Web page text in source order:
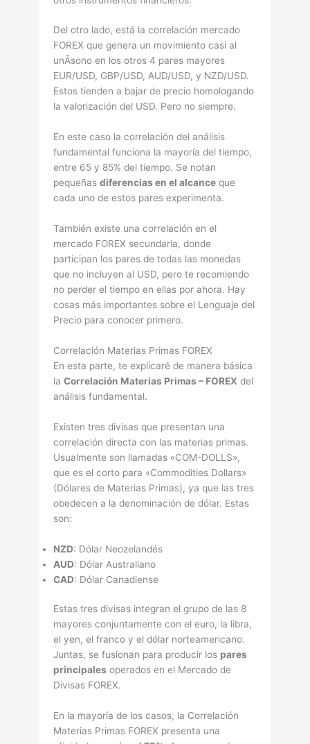
Del otro lado, está la correlación mercado
FOREX que genera un movimiento casi al
unÃ­sono en los otros 4 pares mayores
EUR/USD, GBP/USD, AUD/USD, y NZD/USD.
Estos tienden a bajar de precio homologando
la valorización del USD. Pero no siempre.
En este caso la correlación del análisis
fundamental funciona la mayoría del tiempo,
entre 65 y 85% del tiempo. Se notan
pequeñasdiferencias en el alcance que
cada uno de estos pares experimenta.
También existe una correlación en el
mercado FOREX secundaria, donde
participan los pares de todas las monedas
que no incluyen al USD, pero te recomiendo
no perder el tiempo en ellas por ahora. Hay
cosas más importantes sobre el Lenguaje del
Precio para conocer primero.
Correlación Materias Primas FOREX
En esta parte, te explicaré de manera básica
laCorrelación Materias Primas – FOREX del
análisis fundamental.
Existen tres divisas que presentan una
correlación directa con las materias primas.
Usualmente son llamadas «COM-DOLLS»,
que es el corto para «Commodities Dollars»
(Dólares de Materias Primas), ya que las tres
obedecen a la denominación de dólar. Estas
son:
NZD: Dólar Neozelandés
AUD: Dólar Australiano
CAD: Dólar Canadiense
Estas tres divisas integran el grupo de las 8
mayores conjuntamente con el euro, la libra,
el yen, el franco y el dólar norteamericano.
Juntas, se fusionan para producir los pares
principales operados en el Mercado de
Divisas FOREX.
En la mayoría de los casos, la Correlación
Materias Primas FOREX presenta una